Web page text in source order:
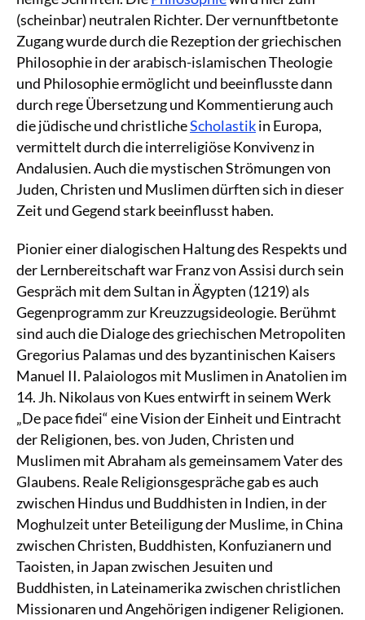
(scheinbar) neutralen Richter. Der vernunftbetonte
Zugang wurde durch die Rezeption der griechischen
Philosophie in der arabisch-islamischen Theologie
und Philosophie ermöglicht und beeinflusste dann
durch rege Übersetzung und Kommentierung auch
die jüdische und christlicheScholastikin Europa,
vermittelt durch die interreligiöse Konvivenz in
Andalusien. Auch die mystischen Strömungen von
Juden, Christen und Muslimen dürften sich in dieser
Zeit und Gegend stark beeinflusst haben.
Pionier einer dialogischen Haltung des Respekts und
der Lernbereitschaft war Franz von Assisi durch sein
Gespräch mit dem Sultan in Ägypten (1219) als
Gegenprogramm zur Kreuzzugsideologie. Berühmt
sind auch die Dialoge des griechischen Metropoliten
Gregorius Palamas und des byzantinischen Kaisers
Manuel II. Palaiologos mit Muslimen in Anatolien im
14. Jh. Nikolaus von Kues entwirft in seinem Werk
„De pace fidei“ eine Vision der Einheit und Eintracht
der Religionen, bes. von Juden, Christen und
Muslimen mit Abraham als gemeinsamem Vater des
Glaubens. Reale Religionsgespräche gab es auch
zwischen Hindus und Buddhisten in Indien, in der
Moghulzeit unter Beteiligung der Muslime, in China
zwischen Christen, Buddhisten, Konfuzianern und
Taoisten, in Japan zwischen Jesuiten und
Buddhisten, in Lateinamerika zwischen christlichen
Missionaren und Angehörigen indigener Religionen.